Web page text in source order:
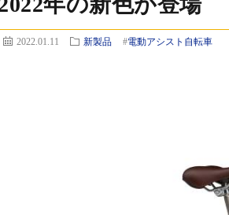
2022.01.11 新製品 #電動アシスト自転車